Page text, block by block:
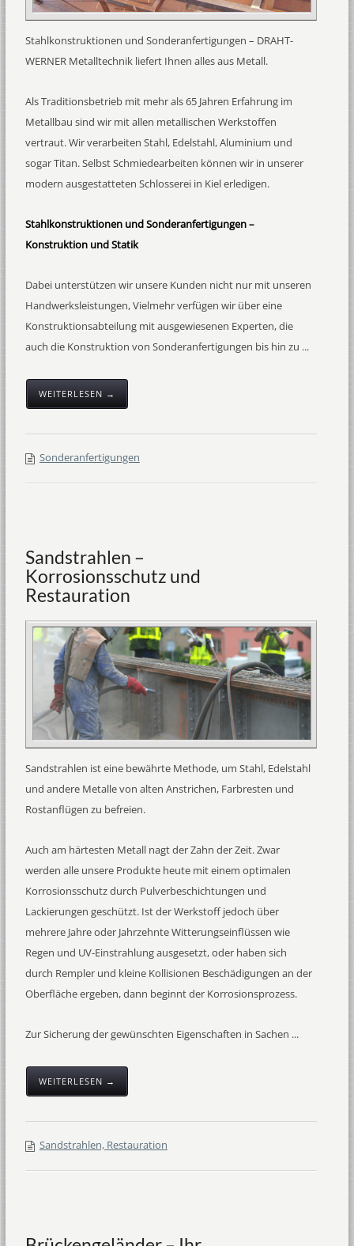
Stahlkonstruktionen und Sonderanfertigungen – DRAHT-
WERNER Metalltechnik liefert Ihnen alles aus Metall.
Als Traditionsbetrieb mit mehr als 65 Jahren Erfahrung im
Metallbau sind wir mit allen metallischen Werkstoffen
vertraut. Wir verarbeiten Stahl, Edelstahl, Aluminium und
sogar Titan. Selbst Schmiedearbeiten können wir in unserer
modern ausgestatteten Schlosserei in Kiel erledigen.
Stahlkonstruktionen und Sonderanfertigungen –
Konstruktion und Statik
Dabei unterstützen wir unsere Kunden nicht nur mit unseren
Handwerksleistungen, Vielmehr verfügen wir über eine
Konstruktionsabteilung mit ausgewiesenen Experten, die
auch die Konstruktion von Sonderanfertigungen bis hin zu ...
WEITERLESEN →
Sonderanfertigungen
Sandstrahlen –
Korrosionsschutz und
Restauration
Sandstrahlen ist eine bewährte Methode, um Stahl, Edelstahl
und andere Metalle von alten Anstrichen, Farbresten und
Rostanflügen zu befreien.
Auch am härtesten Metall nagt der Zahn der Zeit. Zwar
werden alle unsere Produkte heute mit einem optimalen
Korrosionsschutz durch Pulverbeschichtungen und
Lackierungen geschützt. Ist der Werkstoff jedoch über
mehrere Jahre oder Jahrzehnte Witterungseinflüssen wie
Regen und UV-Einstrahlung ausgesetzt, oder haben sich
durch Rempler und kleine Kollisionen Beschädigungen an der
Oberfläche ergeben, dann beginnt der Korrosionsprozess.
Zur Sicherung der gewünschten Eigenschaften in Sachen ...
WEITERLESEN →
Sandstrahlen, Restauration